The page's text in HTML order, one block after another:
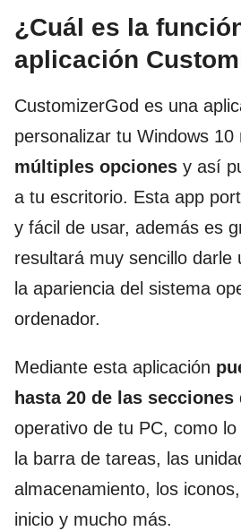
¿Cuál es la
aplicación
CustomizerGod es una
personalizar tu Windows 10
múltiples opciones y así
a tu escritorio. Esta app
y fácil de usar, además es
resultará muy sencillo darle
la apariencia del sistema
ordenador.
Mediante esta aplicación
hasta 20 de las secciones
operativo de tu PC, como
la barra de tareas, las
almacenamiento, los
inicio y mucho más.